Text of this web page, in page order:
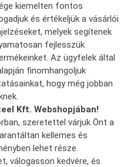
kiemelten fontos
és értékeljük a vásárlói
melyek segítenek
fejlesszük
Az ügyfelek által
finomhangoljuk
hogy még jobban
Kft. Webshopjában!
szeretettel várjuk Önt a
kellemes és
lehet része.
válogasson kedvére, és